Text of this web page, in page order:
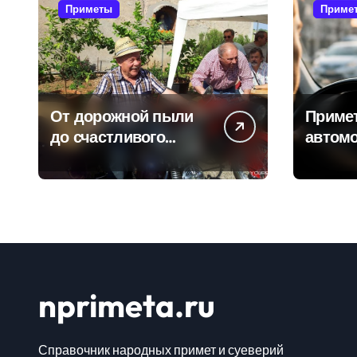
Приметы
От дорожной пыли
до счастливого
километра: самые
распространенные
nprimeta.ru
Справочник народных примет и суеверий